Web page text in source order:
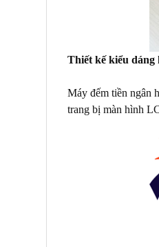
Thiết kế kiểu dáng
Máy đếm tiền ngân
trang bị màn hình